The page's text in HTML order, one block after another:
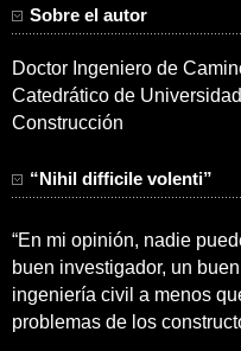
Sobre el autor
Doctor Ingeniero de
Catedrático de
Construcción
“Nihil difficile volenti”
“En mi opinión, nadie
buen investigador, un
ingeniería civil a menos
problemas de los